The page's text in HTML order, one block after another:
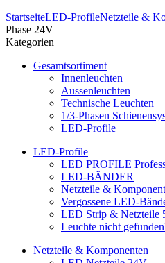
StartseiteLED-ProfileNetzteile &
Phase 24V
Kategorien
Gesamtsortiment
Innenleuchten
Aussenleuchten
Technische Leuchten
1/3-Phasen
LED-Profile
LED-Profile
LED PROFILE
LED-BÄNDER
Netzteile &
Vergossene LED-
LED Strip & Netzteile
Leuchte nicht
Netzteile & Komponenten